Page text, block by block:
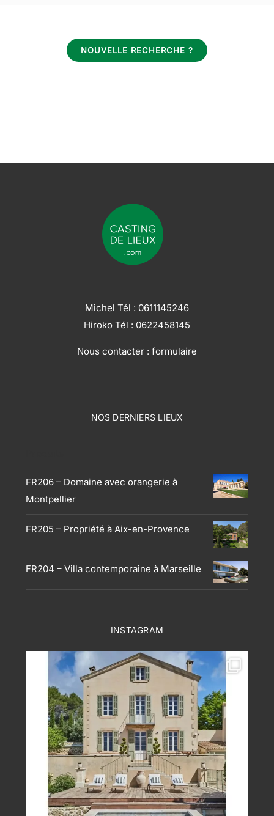
NOUVELLE RECHERCHE ?
Michel Tél : 0611145246
Hiroko Tél : 0622458145
Nous contacter : formulaire
NOS DERNIERS LIEUX
FR206 – Domaine avec orangerie à
Montpellier
FR205 – Propriété à Aix-en-Provence
FR204 – Villa contemporaine à Marseille
INSTAGRAM